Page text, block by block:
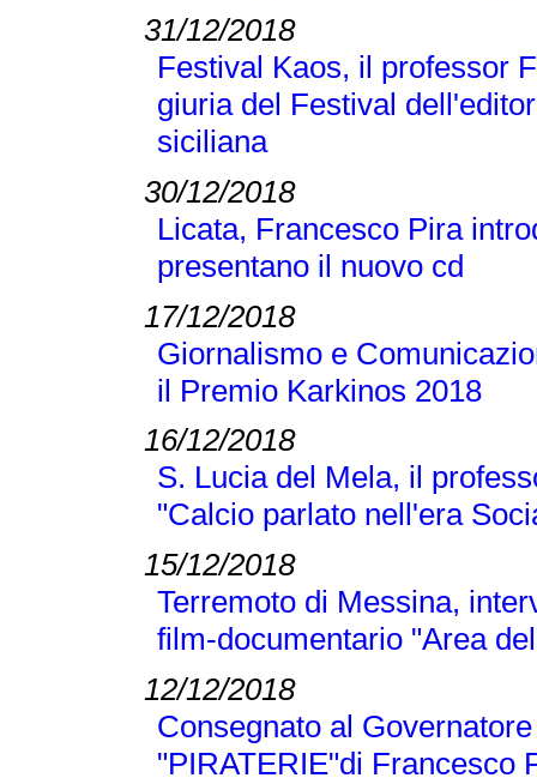
31/12/2018
Festival Kaos, il professor
giuria del Festival
siciliana
30/12/2018
Licata, Francesco Pira
presentano il nuovo cd
17/12/2018
Giornalismo e
il Premio Karkinos 2018
16/12/2018
S. Lucia del Mela, il
"Calcio parlato nell'era
15/12/2018
Terremoto di Messina,
film-documentario "Area
12/12/2018
Consegnato al
"PIRATERIE"di Francesco